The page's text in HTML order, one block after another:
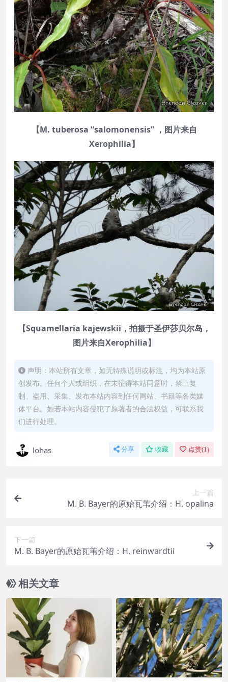
【M. tuberosa “salomonensis” ，图片来自
Xerophilia】
【Squamellaria kajewskii，拍摄于圣伊莎贝尔岛，
图片来自Xerophilia】
声明：本站所有文章，如无特殊说明或标注，均为本站原
创发布。任何个人或组织，在未征得本站同意时，禁止复
制、盗用、采集、发布本站内容到任何网站、书籍等各类媒
体平台。如若本站内容侵犯了原著者的合法权益，可联系我
们进行处理。
lohas 分享 收藏 点赞(1)
上一篇
M. B. Bayer的原始瓦苇介绍：H. opalina
下一篇
M. B. Bayer的原始瓦苇介绍：H. reinwardtii
相关文章